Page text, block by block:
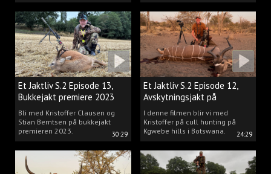
30:29
Et Jaktliv S.2 Episode 13,
Bukkejakt premiere 2023
Bli med Kristoffer Clausen og
Stian Berntsen på bukkejakt
premieren 2023.
24:29
Et Jaktliv S.2 Episode 12,
Avskytningsjakt på
antiloper i Botswana
I denne filmen blir vi med
Kristoffer på cull hunting på
Kgwebe hills i Botswana.